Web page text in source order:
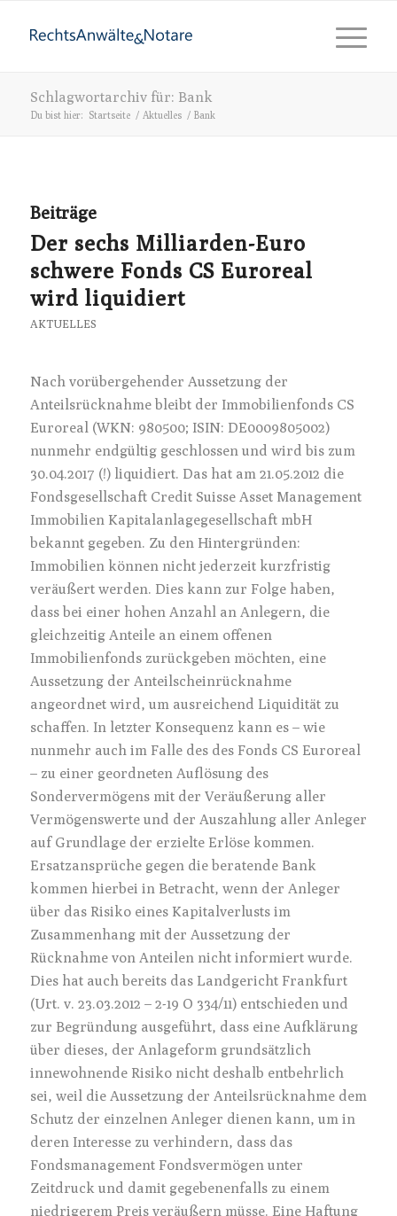
Schlagwortarchiv für: Bank
Du bist hier: Startseite / Aktuelles / Bank
Beiträge
Der sechs Milliarden-Euro
schwere Fonds CS Euroreal
wird liquidiert
AKTUELLES
Nach vorübergehender Aussetzung der
Anteilsrücknahme bleibt der Immobilienfonds CS
Euroreal (WKN: 980500; ISIN: DE0009805002)
nunmehr endgültig geschlossen und wird bis zum
30.04.2017 (!) liquidiert. Das hat am 21.05.2012 die
Fondsgesellschaft Credit Suisse Asset Management
Immobilien Kapitalanlagegesellschaft mbH
bekannt gegeben. Zu den Hintergründen:
Immobilien können nicht jederzeit kurzfristig
veräußert werden. Dies kann zur Folge haben,
dass bei einer hohen Anzahl an Anlegern, die
gleichzeitig Anteile an einem offenen
Immobilienfonds zurückgeben möchten, eine
Aussetzung der Anteilscheinrücknahme
angeordnet wird, um ausreichend Liquidität zu
schaffen. In letzter Konsequenz kann es – wie
nunmehr auch im Falle des des Fonds CS Euroreal
– zu einer geordneten Auflösung des
Sondervermögens mit der Veräußerung aller
Vermögenswerte und der Auszahlung aller Anleger
auf Grundlage der erzielte Erlöse kommen.
Ersatzansprüche gegen die beratende Bank
kommen hierbei in Betracht, wenn der Anleger
über das Risiko eines Kapitalverlusts im
Zusammenhang mit der Aussetzung der
Rücknahme von Anteilen nicht informiert wurde.
Dies hat auch bereits das Landgericht Frankfurt
(Urt. v. 23.03.2012 – 2-19 O 334/11) entschieden und
zur Begründung ausgeführt, dass eine Aufklärung
über dieses, der Anlageform grundsätzlich
innewohnende Risiko nicht deshalb entbehrlich
sei, weil die Aussetzung der Anteilsrücknahme dem
Schutz der einzelnen Anleger dienen kann, um in
deren Interesse zu verhindern, dass das
Fondsmanagement Fondsvermögen unter
Zeitdruck und damit gegebenenfalls zu einem
niedrigerem Preis veräußern müsse. Eine Haftung